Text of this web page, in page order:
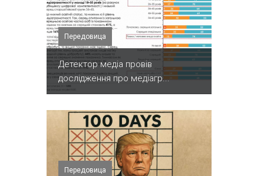
Передовица
Детектор медіа провів
дослідження про медіагр...
Передовица